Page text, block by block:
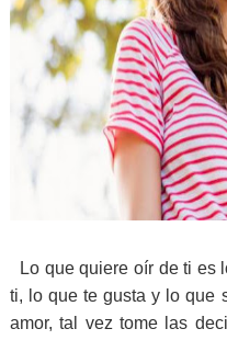
Lo que quiere oír de ti es
ti, lo que te gusta y lo que
amor, tal vez tome las